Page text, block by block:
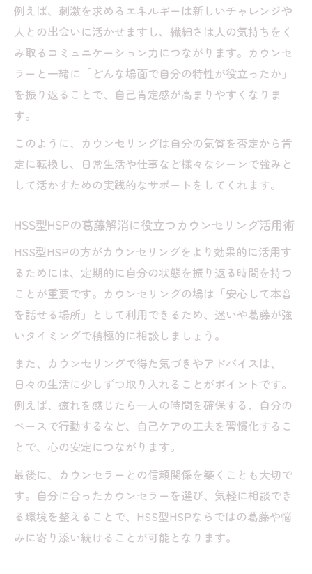
例えば、刺激を求めるエネルギーは新しいチャレンジや
人との出会いに活かせますし、繊細さは人の気持ちをく
み取るコミュニケーション力につながります。カウンセ
ラーと一緒に「どんな場面で自分の特性が役立ったか」
を振り返ることで、自己肯定感が高まりやすくなりま
す。
このように、カウンセリングは自分の気質を否定から肯
定に転換し、日常生活や仕事など様々なシーンで強みと
して活かすための実践的なサポートをしてくれます。
HSS型HSPの葛藤解消に役立つカウンセリング活用術
HSS型HSPの方がカウンセリングをより効果的に活用す
るためには、定期的に自分の状態を振り返る時間を持つ
ことが重要です。カウンセリングの場は「安心して本音
を話せる場所」として利用できるため、迷いや葛藤が強
いタイミングで積極的に相談しましょう。
また、カウンセリングで得た気づきやアドバイスは、
日々の生活に少しずつ取り入れることがポイントです。
例えば、疲れを感じたら一人の時間を確保する、自分の
ペースで行動するなど、自己ケアの工夫を習慣化するこ
とで、心の安定につながります。
最後に、カウンセラーとの信頼関係を築くことも大切で
す。自分に合ったカウンセラーを選び、気軽に相談でき
る環境を整えることで、HSS型HSPならではの葛藤や悩
みに寄り添い続けることが可能となります。